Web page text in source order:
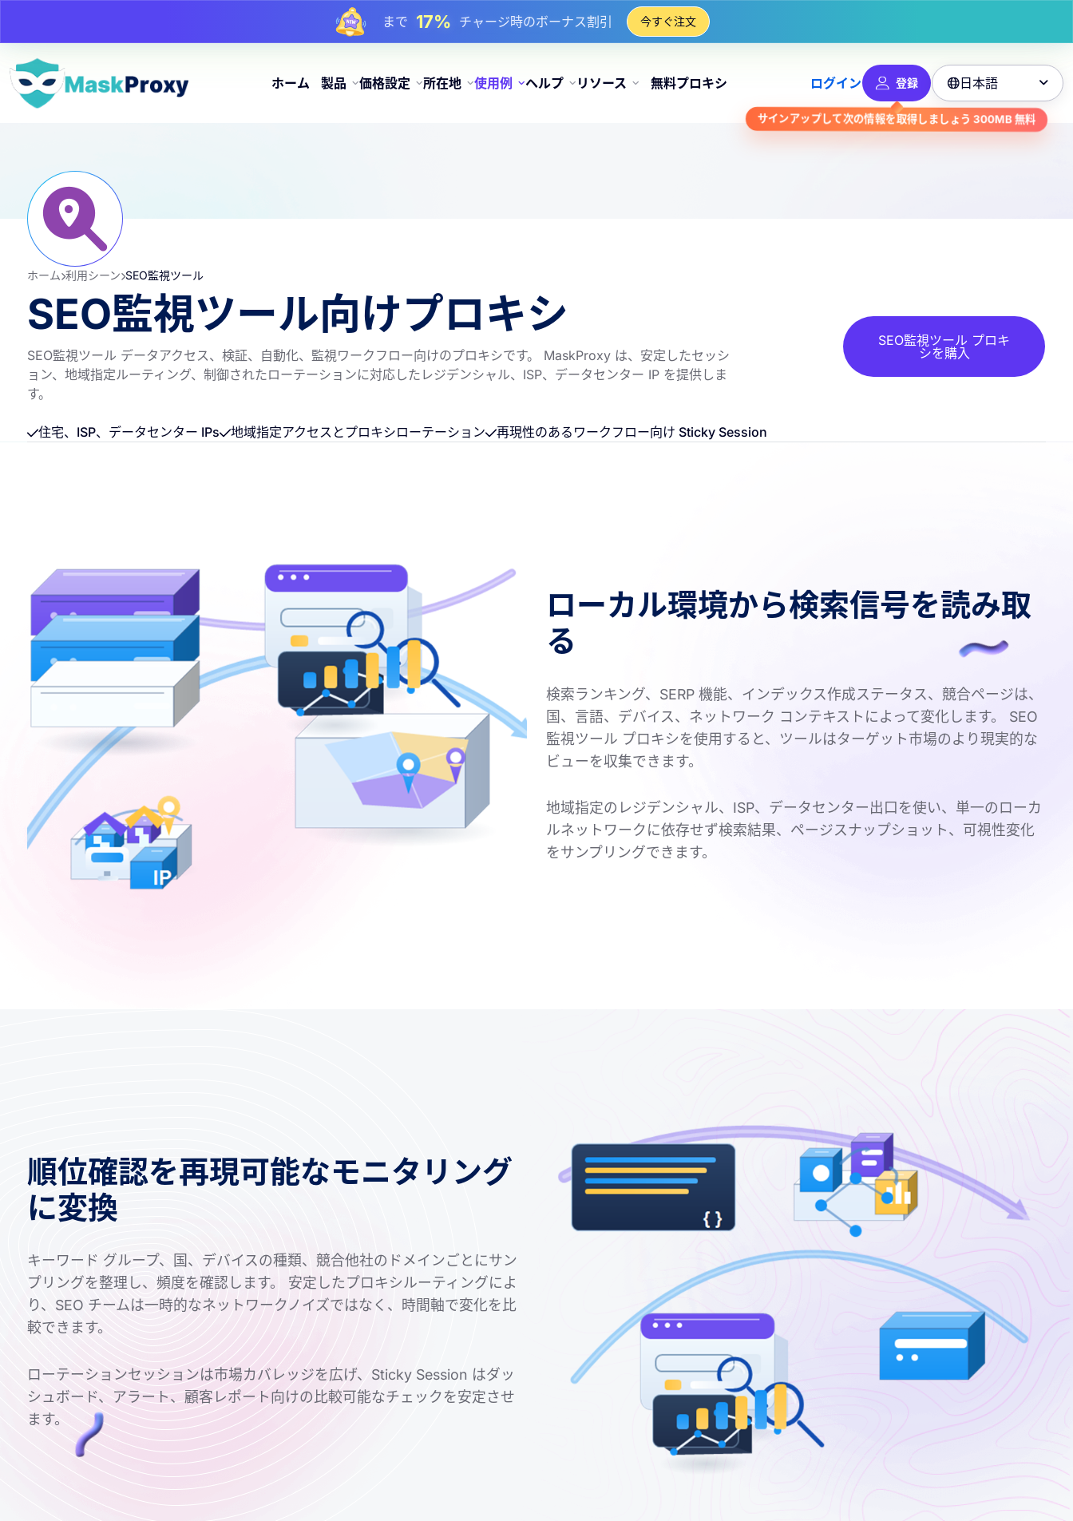
まで 17% チャージ時のボーナス割引
まで25%静的 IP 購入の割引
まで 81% IP のローテーション購入の割引
今すぐ注文
ホーム 製品 価格設定 所在地 使用例 ヘルプ リソース 無料プロキシ ログイン 登録
サインアップして次の情報を取得しましょう300MB無料
日本語 
ホーム 利用シーン SEO監視ツール
SEO監視ツール向けプロキシ
SEO監視ツール データアクセス、検証、自動化、監視ワークフロー向けのプロキシです。 MaskProxy は、安定したセッシ
ョン、地域指定ルーティング、制御されたローテーションに対応したレジデンシャル、ISP、データセンター IP を提供しま
す。
SEO監視ツール プロキ
シを購入
住宅、ISP、データセンター IPs 地域指定アクセスとプロキシローテーション 再現性のあるワークフロー向け Sticky Session
ローカル環境から検索信号を読み取
る
検索ランキング、SERP 機能、インデックス作成ステータス、競合ページは、
国、言語、デバイス、ネットワーク コンテキストによって変化します。 SEO
監視ツール プロキシを使用すると、ツールはターゲット市場のより現実的な
ビューを収集できます。
地域指定のレジデンシャル、ISP、データセンター出口を使い、単一のローカ
ルネットワークに依存せず検索結果、ページスナップショット、可視性変化
をサンプリングできます。
順位確認を再現可能なモニタリング
に変換
キーワード グループ、国、デバイスの種類、競合他社のドメインごとにサン
プリングを整理し、頻度を確認します。 安定したプロキシルーティングによ
り、SEO チームは一時的なネットワークノイズではなく、時間軸で変化を比
較できます。
ローテーションセッションは市場カバレッジを広げ、Sticky Session はダッ
シュボード、アラート、顧客レポート向けの比較可能なチェックを安定させ
ます。